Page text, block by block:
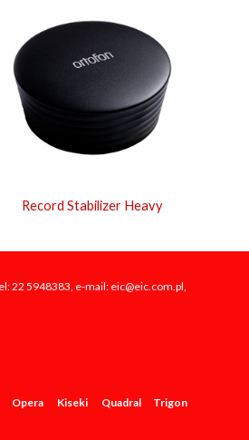
Record Stabilizer Heavy
22 5948383, e-mail: eic@eic.com.pl,
Opera Kiseki Quadral
Trigon